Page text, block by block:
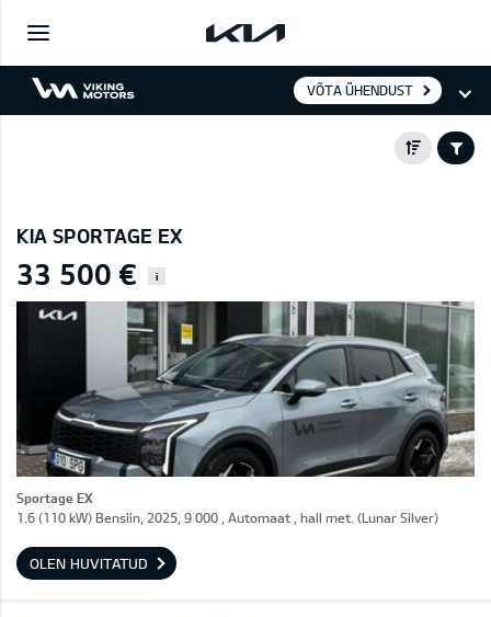
VÕTA ÜHENDUST
KIA SPORTAGE EX
33 500 € i
Sportage EX
1.6 (110 kW) Bensiin, 2025, 9 000 , Automaat , hall met. (Lunar Silver)
OLEN HUVITATUD